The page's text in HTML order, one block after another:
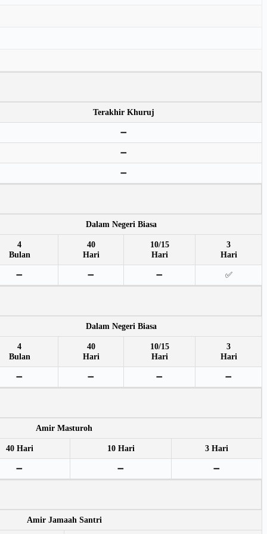
Terakhir Khuruj
➖
➖
➖
Dalam Negeri Biasa
4
Bulan
40
Hari
10/15
Hari
3
Hari
➖ ➖ ➖ ✅
Dalam Negeri Biasa
4
Bulan
40
Hari
10/15
Hari
3
Hari
➖ ➖ ➖ ➖
Amir Masturoh
40 Hari 10 Hari 3 Hari
➖ ➖ ➖
Amir Jamaah Santri